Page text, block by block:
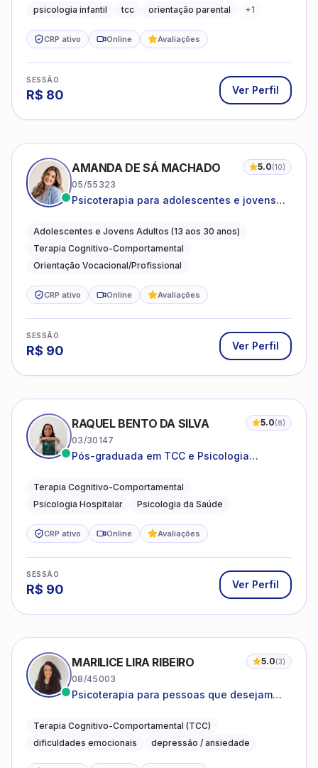
promovendo equilíbrio emocional e
psicologia infantil tcc orientação parental +1
CRP ativo Online Avaliações
SESSÃO
R$ 80 Ver Perfil
AMANDA DE SÁ MACHADO 5.0(10)
05/55323
Psicoterapia para adolescentes e jovens
autoestima, relações e orientação
profissional
Adolescentes e Jovens Adultos (13 aos 30 anos)
Terapia Cognitivo-Comportamental
Orientação Vocacional/Profissional
CRP ativo Online Avaliações
SESSÃO
R$ 90 Ver Perfil
RAQUEL BENTO DA SILVA 5.0(8)
03/30147
Pós-graduada em TCC e Psicologia
Terapia Cognitivo-Comportamental
Psicologia Hospitalar
Psicologia da Saúde
CRP ativo Online Avaliações
SESSÃO
R$ 90 Ver Perfil
MARILICE LIRA RIBEIRO 5.0(3)
08/45003
Psicoterapia para pessoas que desejam
dificuldades do dia a dia
Terapia Cognitivo-Comportamental (TCC)
dificuldades emocionais
depressão / ansiedade